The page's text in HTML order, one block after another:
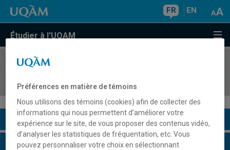
FR EN
Étudier à l'UQAM
COURS//
Description du cours
Horaire - Été 2026
Préférences en matière de témoins
Nous utilisons des témoins (cookies) afin de collecter des
informations qui nous permettent d’améliorer votre
expérience sur le site, de vous proposer des contenus vidéo,
d’analyser les statistiques de fréquentation, etc. Vous
pouvez personnaliser votre choix en sélectionnant